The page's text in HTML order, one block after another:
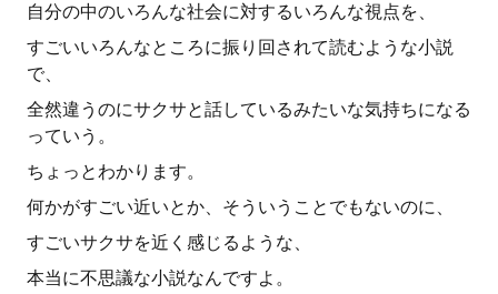
自分の中のいろんな社会に対するいろんな視点を、
すごいいろんなところに振り回されて読むような小説
で、
全然違うのにサクサと話しているみたいな気持ちになる
っていう。
ちょっとわかります。
何かがすごい近いとか、そういうことでもないのに、
すごいサクサを近く感じるような、
本当に不思議な小説なんですよ。